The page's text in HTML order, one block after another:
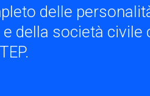
delle
della società civile